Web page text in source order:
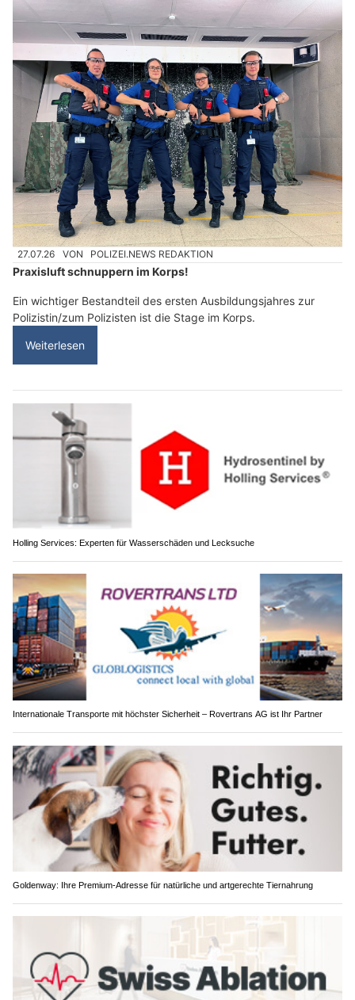
27.07.26 VON POLIZEI.NEWS REDAKTION
Praxisluft schnuppern im Korps!
Ein wichtiger Bestandteil des ersten Ausbildungsjahres zur
Polizistin/zum Polizisten ist die Stage im Korps.
Weiterlesen
Holling Services: Experten für Wasserschäden und Lecksuche
Internationale Transporte mit höchster Sicherheit – Rovertrans AG ist Ihr Partner
Goldenway: Ihre Premium-Adresse für natürliche und artgerechte Tiernahrung